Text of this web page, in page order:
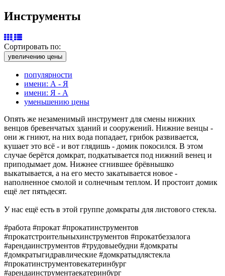
Инструменты
Сортировать по:
увеличению цены
популярности
имени: А - Я
имени: Я - А
уменьшению цены
Опять же незаменимый инструмент для смены нижних
венцов бревенчатых зданий и сооружений. Нижние венцы -
они ж гниют, на них вода попадает, грибок развивается,
кушает это всё - и вот глядишь - домик покосился. В этом
случае берётся домкрат, подкатывается под нижний венец и
приподымает дом. Нижнее сгнившее брёвнышко
выкатывается, а на его место закатывается новое -
наполненное смолой и солнечным теплом. И простоит домик
ещё лет пятьдесят.
У нас ещё есть в этой группе домкраты для листового стекла.
#работа #прокат #прокатинструментов
#прокатстроительныхинструментов #прокатбеззалога
#арендаинструментов #трудовыебудни #домкраты
#домкратыгидравлические #домкратыдлястекла
#прокатинструментовекатеринбург
#арендаинструментаекатеринбург